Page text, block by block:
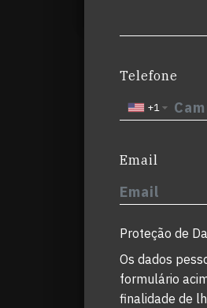
Telefone
+1 ▼
Email
Proteção de
Os dados
formulário
finalidade de